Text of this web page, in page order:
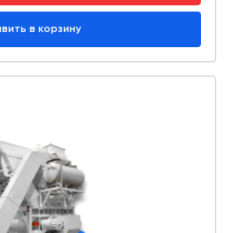
в корзину